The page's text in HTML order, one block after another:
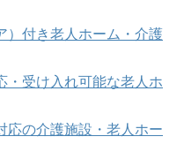
）付き老人ホーム・介護
・受け入れ可能な老人ホ
応の介護施設・老人ホー